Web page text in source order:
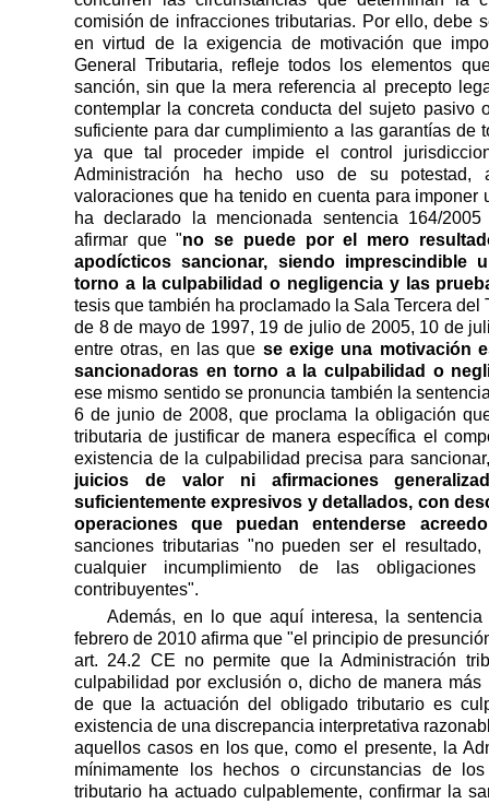
comisión de infracciones tributarias. Por ello, debe
en virtud de la exigencia de motivación que
General Tributaria, refleje todos los elementos
sanción, sin que la mera referencia al precepto
contemplar la concreta conducta del sujeto pasivo
suficiente para dar cumplimiento a las garantías de
ya que tal proceder impide el control
Administración ha hecho uso de su potestad,
valoraciones que ha tenido en cuenta para imponer
ha declarado la mencionada sentencia 164/
afirmar que "no se puede por el mero
apodícticos sancionar, siendo imprescindible
torno a la culpabilidad o negligencia y las
tesis que también ha proclamado la Sala Tercera
de 8 de mayo de 1997, 19 de julio de 2005, 10 de
entre otras, en las que se exige una motivación
sancionadoras en torno a la culpabilidad o
ese mismo sentido se pronuncia también la
6 de junio de 2008, que proclama la obligación
tributaria de justificar de manera específica el
existencia de la culpabilidad precisa para
juicios de valor ni afirmaciones
suficientemente expresivos y detallados, con
operaciones que puedan entenderse
sanciones tributarias "no pueden ser el
cualquier incumplimiento de las
contribuyentes".
Además, en lo que aquí interesa, la
febrero de 2010 afirma que "el principio de
art. 24.2 CE no permite que la Administración
culpabilidad por exclusión o, dicho de manera
de que la actuación del obligado tributario es
existencia de una discrepancia interpretativa
aquellos casos en los que, como el presente, la
mínimamente los hechos o circunstancias de
tributario ha actuado culpablemente, confirmar la